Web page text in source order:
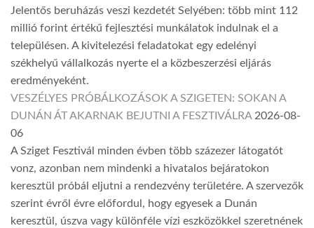
Jelentős beruházás veszi kezdetét Selyében: több mint 112
millió forint értékű fejlesztési munkálatok indulnak el a
településen. A kivitelezési feladatokat egy edelényi
székhelyű vállalkozás nyerte el a közbeszerzési eljárás
eredményeként.
VESZÉLYES PRÓBÁLKOZÁSOK A SZIGETEN: SOKAN A
DUNÁN ÁT AKARNAK BEJUTNI A FESZTIVÁLRA 2026-08-
06
A Sziget Fesztivál minden évben több százezer látogatót
vonz, azonban nem mindenki a hivatalos bejáratokon
keresztül próbál eljutni a rendezvény területére. A szervezők
szerint évről évre előfordul, hogy egyesek a Dunán
keresztül, úszva vagy különféle vízi eszközökkel szeretnének